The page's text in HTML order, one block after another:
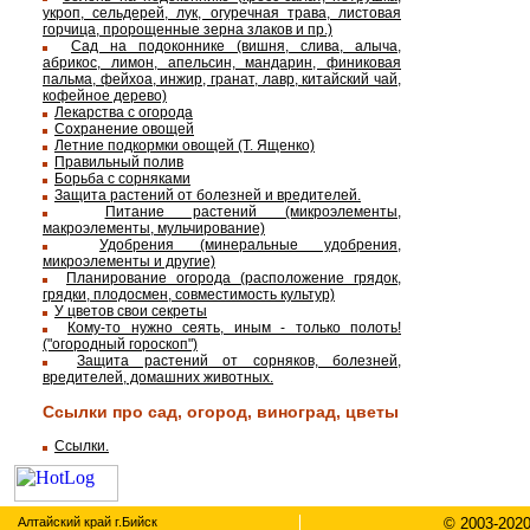
укроп, сельдерей, лук, огуречная трава, листовая
горчица, пророщенные зерна злаков и пр.)
Сад на подоконнике (вишня, слива, алыча,
абрикос, лимон, апельсин, мандарин, финиковая
пальма, фейхоа, инжир, гранат, лавр, китайский чай,
кофейное дерево)
Лекарства с огорода
Сохранение овощей
Летние подкормки овощей (Т. Ященко)
Правильный полив
Борьба с сорняками
Защита растений от болезней и вредителей.
Питание растений (микроэлементы,
макроэлементы, мульчирование)
Удобрения (минеральные удобрения,
микроэлементы и другие)
Планирование огорода (расположение грядок,
грядки, плодосмен, совместимость культур)
У цветов свои секреты
Кому-то нужно сеять, иным - только полоть!
("огородный гороскоп")
Защита растений от сорняков, болезней,
вредителей, домашних животных.
Ссылки про сад, огород, виноград, цветы
Ссылки.
Алтайский край г.Бийск
© 2003-